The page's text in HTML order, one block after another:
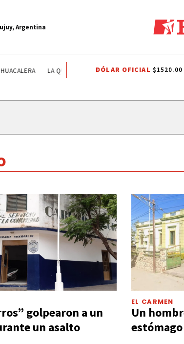
Argentina
LA QUIACA HUMAHUACA EL TIEMPO EN
DÓLAR OFICIAL $1520.00
golpearon a un
un asalto
EL CARMEN
Un